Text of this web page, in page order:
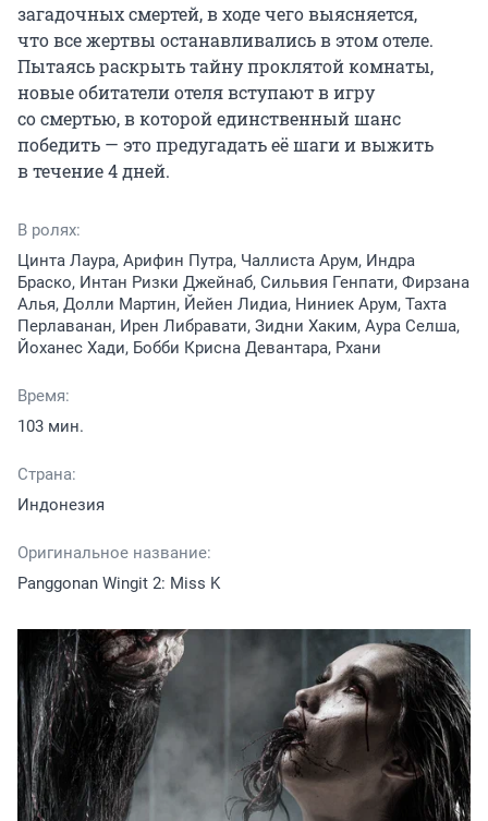
загадочных смертей, в ходе чего выясняется,
что все жертвы останавливались в этом отеле.
Пытаясь раскрыть тайну проклятой комнаты,
новые обитатели отеля вступают в игру
со смертью, в которой единственный шанс
победить — это предугадать её шаги и выжить
в течение 4 дней.
В ролях:
Цинта Лаура, Арифин Путра, Чаллиста Арум, Индра
Браско, Интан Ризки Джейнаб, Сильвия Генпати, Фирзана
Алья, Долли Мартин, Йейен Лидиа, Ниниек Арум, Тахта
Перлаванан, Ирен Либравати, Зидни Хаким, Аура Селша,
Йоханес Хади, Бобби Крисна Девантара, Рхани
Время:
103 мин.
Страна:
Индонезия
Оригинальное название:
Panggonan Wingit 2: Miss K